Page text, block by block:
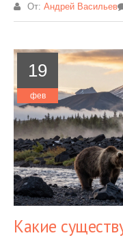
От: Андрей Васильев
19
фев
Какие